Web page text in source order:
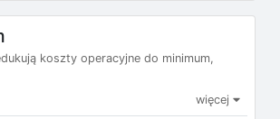
koszty operacyjne do minimum,
więcej